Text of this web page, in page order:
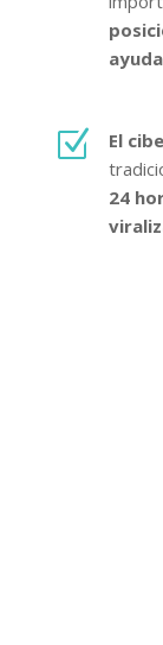
Z El
24